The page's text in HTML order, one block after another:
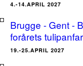
4.-14.APRIL 2027
Brugge - Gent -
forårets
19.-25.APRIL 2027